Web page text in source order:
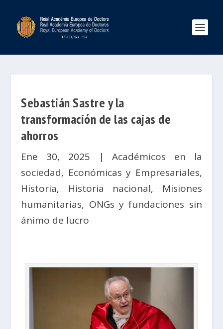
Sebastián Sastre y la
transformación de las cajas de
ahorros
Ene 30, 2025 |Académicos en la
sociedad, Económicas y Empresariales,
Historia, Historia nacional, Misiones
humanitarias, ONGs y fundaciones sin
ánimo de lucro